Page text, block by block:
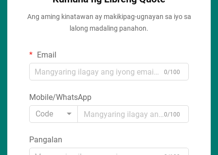
Ang aming kinatawan ay makikipag-ugnayan sa iyo sa
lalong madaling panahon.
Email
0/100
Mobile/WhatsApp
Code
0/100
Pangalan